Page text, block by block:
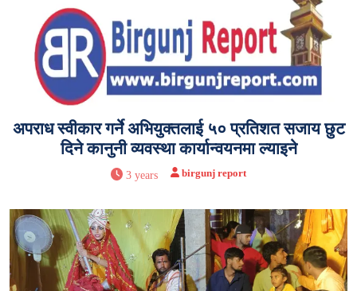
अपराध स्वीकार गर्ने अभियुक्तलाई ५० प्रतिशत सजाय छुट
दिने कानुनी व्यवस्था कार्यान्वयनमा ल्याइने
3 years birgunj report